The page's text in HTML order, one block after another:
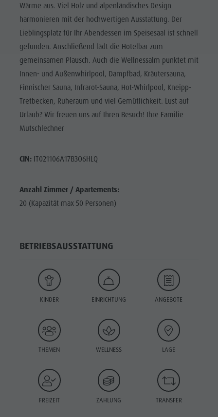
Wärme aus. Viel Holz und alpenländisches Design
harmonieren mit der hochwertigen Ausstattung. Der
Lieblingsplatz für Ihr Abendessen im Speisesaal ist schnell
gefunden. Anschließend lädt die Hotelbar zum
gemeinsamen Plausch. Auch die Wellnessalm punktet mit
Innen- und Außenwhirlpool, Dampfbad, Kräutersauna,
Finnischer Sauna, Infrarot-Sauna, Hot-Whirlpool, Kneipp-
Tretbecken, Ruheraum und viel Gemütlichkeit. Lust auf
Urlaub? Wir freuen uns auf Ihren Besuch! Ihre Familie
Mutschlechner
CIN:IT021106A17B3O6HLQ
Anzahl Zimmer / Apartements:
20 (Kapazität max 50 Personen)
BETRIEBSAUSSTATTUNG
KINDER EINRICHTUNG ANGEBOTE
THEMEN WELLNESS LAGE
FREIZEIT ZAHLUNG TRANSFER